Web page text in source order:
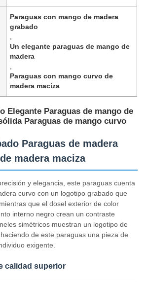
Paraguas con mango de madera
grabado
Un elegante paraguas de mango de
madera
Paraguas con mango curvo de
madera maciza
Elegante Paraguas de mango de
Paraguas de mango curvo
Paraguas de madera
madera maciza
y elegancia, este paraguas cuenta
curvo con un logotipo grabado que
que el dosel exterior de color
interno negro crean un contraste
simétricos muestran un logotipo de
de este paraguas una pieza de
exigente.
calidad superior